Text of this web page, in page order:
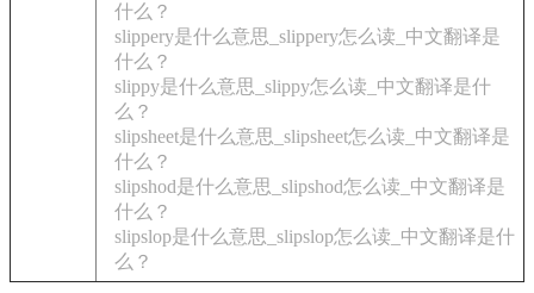
什么？
slippery是什么意思_slippery怎么读_中文翻译是
什么？
slippy是什么意思_slippy怎么读_中文翻译是什
么？
slipsheet是什么意思_slipsheet怎么读_中文翻译是
什么？
slipshod是什么意思_slipshod怎么读_中文翻译是
什么？
slipslop是什么意思_slipslop怎么读_中文翻译是什
么？